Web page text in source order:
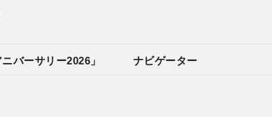
バーサリー2026」 ナビゲーター